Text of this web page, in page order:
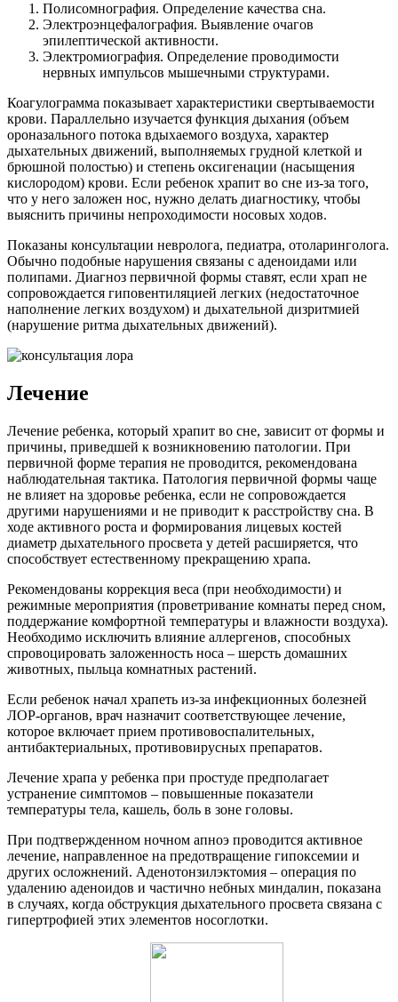
Полисомнография. Определение качества сна.
Электроэнцефалография. Выявление очагов
эпилептической активности.
Электромиография. Определение проводимости
нервных импульсов мышечными структурами.
Коагулограмма показывает характеристики свертываемости
крови. Параллельно изучается функция дыхания (объем
ороназального потока вдыхаемого воздуха, характер
дыхательных движений, выполняемых грудной клеткой и
брюшной полостью) и степень оксигенации (насыщения
кислородом) крови. Если ребенок храпит во сне из-за того,
что у него заложен нос, нужно делать диагностику, чтобы
выяснить причины непроходимости носовых ходов.
Показаны консультации невролога, педиатра, отоларинголога.
Обычно подобные нарушения связаны с аденоидами или
полипами. Диагноз первичной формы ставят, если храп не
сопровождается гиповентиляцией легких (недостаточное
наполнение легких воздухом) и дыхательной дизритмией
(нарушение ритма дыхательных движений).
Лечение
Лечение ребенка, который храпит во сне, зависит от формы и
причины, приведшей к возникновению патологии. При
первичной форме терапия не проводится, рекомендована
наблюдательная тактика. Патология первичной формы чаще
не влияет на здоровье ребенка, если не сопровождается
другими нарушениями и не приводит к расстройству сна. В
ходе активного роста и формирования лицевых костей
диаметр дыхательного просвета у детей расширяется, что
способствует естественному прекращению храпа.
Рекомендованы коррекция веса (при необходимости) и
режимные мероприятия (проветривание комнаты перед сном,
поддержание комфортной температуры и влажности воздуха).
Необходимо исключить влияние аллергенов, способных
спровоцировать заложенность носа – шерсть домашних
животных, пыльца комнатных растений.
Если ребенок начал храпеть из-за инфекционных болезней
ЛОР-органов, врач назначит соответствующее лечение,
которое включает прием противовоспалительных,
антибактериальных, противовирусных препаратов.
Лечение храпа у ребенка при простуде предполагает
устранение симптомов – повышенные показатели
температуры тела, кашель, боль в зоне головы.
При подтвержденном ночном апноэ проводится активное
лечение, направленное на предотвращение гипоксемии и
других осложнений. Аденотонзилэктомия – операция по
удалению аденоидов и частично небных миндалин, показана
в случаях, когда обструкция дыхательного просвета связана с
гипертрофией этих элементов носоглотки.